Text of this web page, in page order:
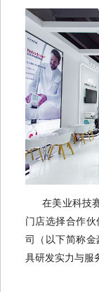
在美业科技赛
门店选择合作
司（以下简称
具研发实力与服